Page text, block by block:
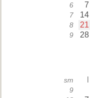
6 7
7 14
8 21
9 28
sm
9